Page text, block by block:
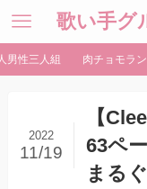
歌い手グ
男性三人組 肉チョモラ
【
63ペ
まる
2022
11/19